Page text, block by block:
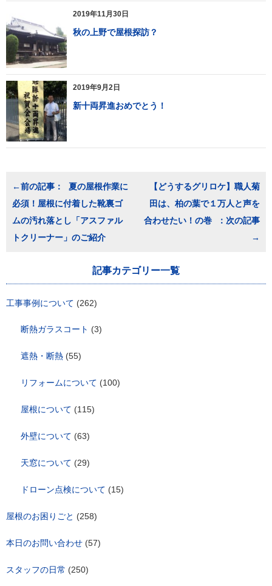
2019年11月30日
秋の上野で屋根探訪？
2019年9月2日
新十両昇進おめでとう！
ナ
ビ
ー
夏の屋根作業に
必須！屋根に付着した靴裏ゴ
ムの汚れ落とし「アスファル
トクリーナー」のご紹介
【どうするグリロケ】職人菊
田は、柏の葉で１万人と声を
合わせたい！の巻
記事カテゴリー一覧
工事事例について (262)
断熱ガラスコート (3)
遮熱・断熱 (55)
リフォームについて (100)
屋根について (115)
外壁について (63)
天窓について (29)
ドローン点検について (15)
屋根のお困りごと (258)
本日のお問い合わせ (57)
スタッフの日常 (250)